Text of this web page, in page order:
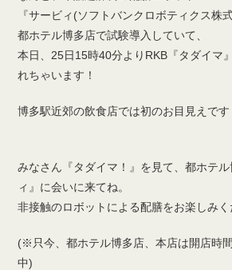
『サービィ(ソフトバンクロボティクス株
都ホテル博多店で試験導入していて、
本日、25日15時40分よりRKB『タダイマ
れちゃいます！
博多駅近郊の飲食店では初のお目見えです
みなさん『タダイマ！』を見て、都ホテ
ィ』に会いに来てね。
非接触のロボットによる配膳をお楽しみく
(※只今、都ホテル博多店、本店は開店時
中)